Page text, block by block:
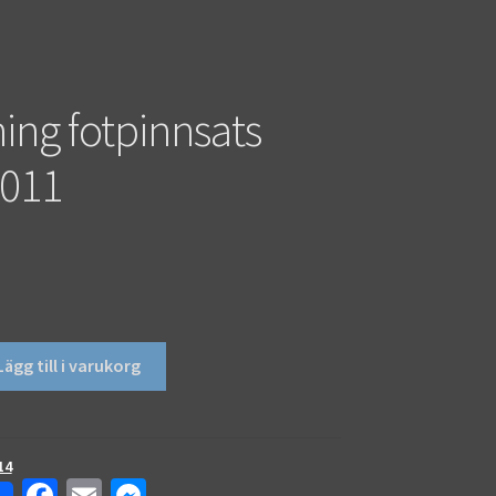
fotpinnsats
till i varukorg